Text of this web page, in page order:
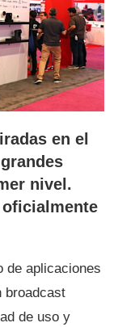
en el
nivel.
oficialmente
de aplicaciones
broadcast
de uso y